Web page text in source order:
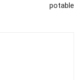
potable